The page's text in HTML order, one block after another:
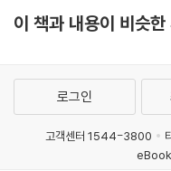
이 책과 내용이 비슷한
로그인
고객센터 1544-3800
eBook